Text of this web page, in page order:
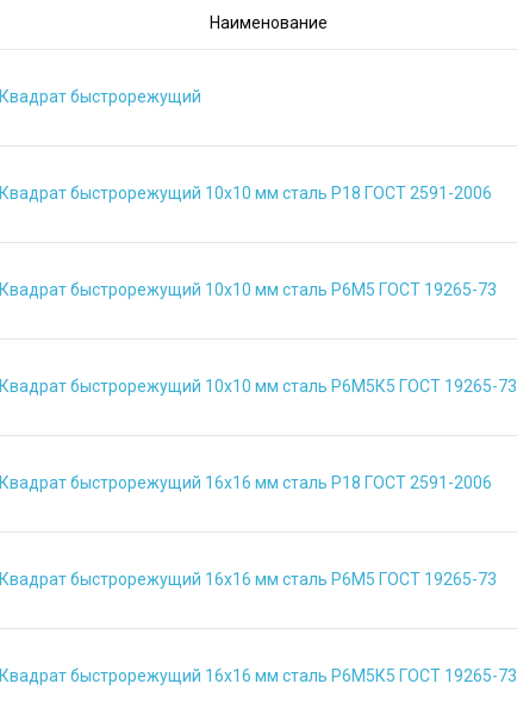
Наименование
Квадрат быстрорежущий
Квадрат быстрорежущий 10х10 мм сталь Р18 ГОСТ 2591-2006
Квадрат быстрорежущий 10х10 мм сталь Р6М5 ГОСТ 19265-73
Квадрат быстрорежущий 10х10 мм сталь Р6М5К5 ГОСТ 19265-73
Квадрат быстрорежущий 16х16 мм сталь Р18 ГОСТ 2591-2006
Квадрат быстрорежущий 16х16 мм сталь Р6М5 ГОСТ 19265-73
Квадрат быстрорежущий 16х16 мм сталь Р6М5К5 ГОСТ 19265-73